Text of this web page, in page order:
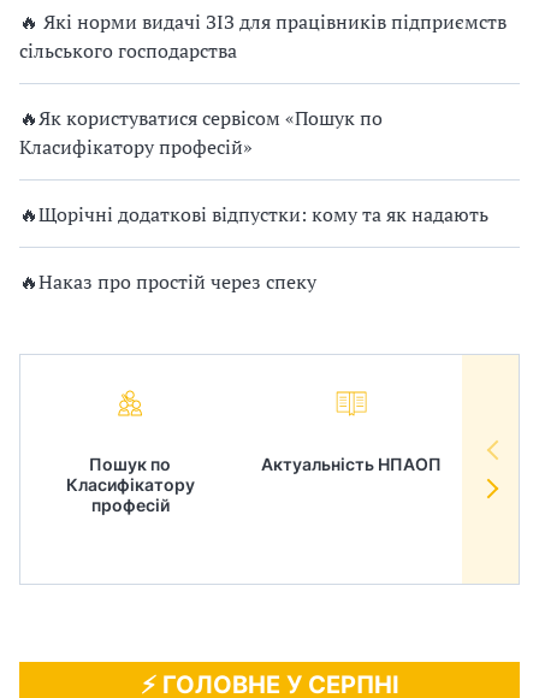
🔥 Які норми видачі ЗІЗ для працівників підприємств
сільського господарства
🔥Як користуватися сервісом «Пошук по
Класифікатору професій»
🔥Щорічні додаткові відпустки: кому та як надають
🔥Наказ про простій через спеку
Пошук по
Класифікатору
професій
Актуальність НПАОП
⚡️ ГОЛОВНЕ У СЕРПНІ